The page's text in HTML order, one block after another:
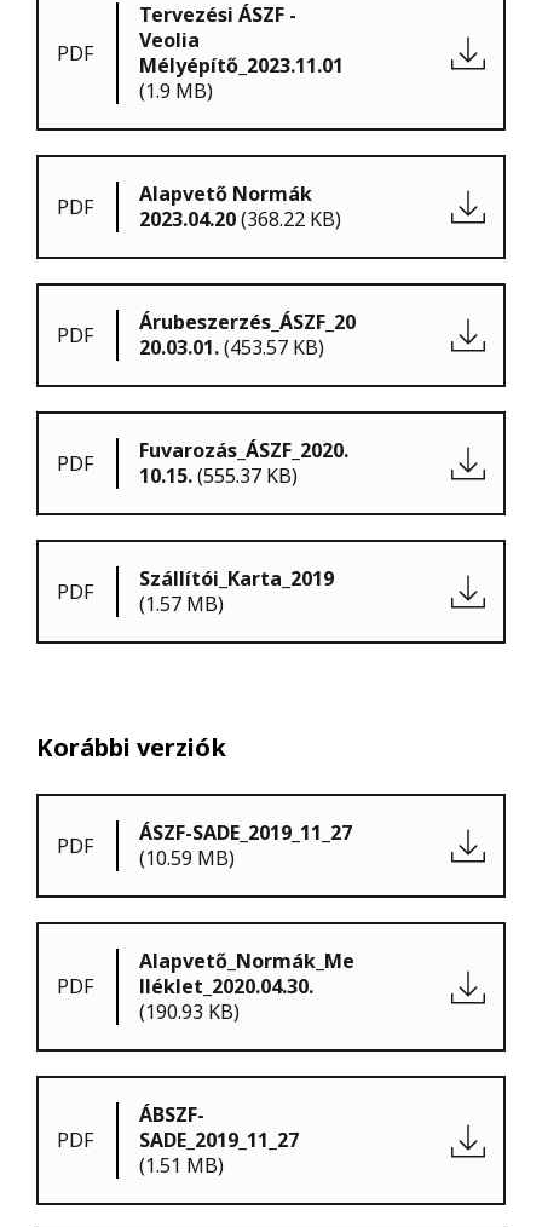
PDF
Tervezési ÁSZF -
Veolia
Mélyépítő_2023.11.01
(1.9 MB)
PDF
Alapvető Normák
2023.04.20(368.22 KB)
PDF
Árubeszerzés_ÁSZF_20
20.03.01.(453.57 KB)
PDF
Fuvarozás_ÁSZF_2020.
10.15.(555.37 KB)
PDF
Szállítói_Karta_2019
(1.57 MB)
Korábbi verziók
PDF
ÁSZF-SADE_2019_11_27
(10.59 MB)
PDF
Alapvető_Normák_Me
lléklet_2020.04.30.
(190.93 KB)
PDF
ÁBSZF-
SADE_2019_11_27
(1.51 MB)